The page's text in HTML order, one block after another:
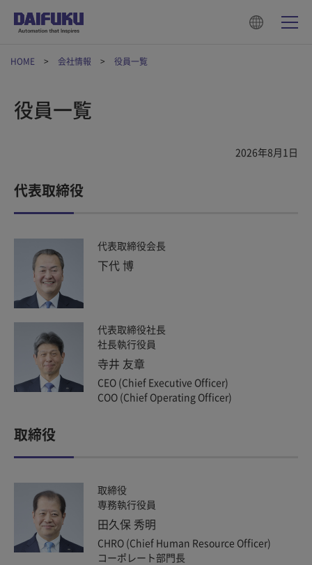
HOME 会社情報 役員一覧
役員一覧
2026年8月1日
代表取締役
代表取締役会長
下代 博
代表取締役社長
社長執行役員
寺井 友章
CEO (Chief Executive Officer)
COO (Chief Operating Officer)
取締役
取締役
専務執行役員
田久保 秀明
CHRO (Chief Human Resource Officer)
コーポレート部門長